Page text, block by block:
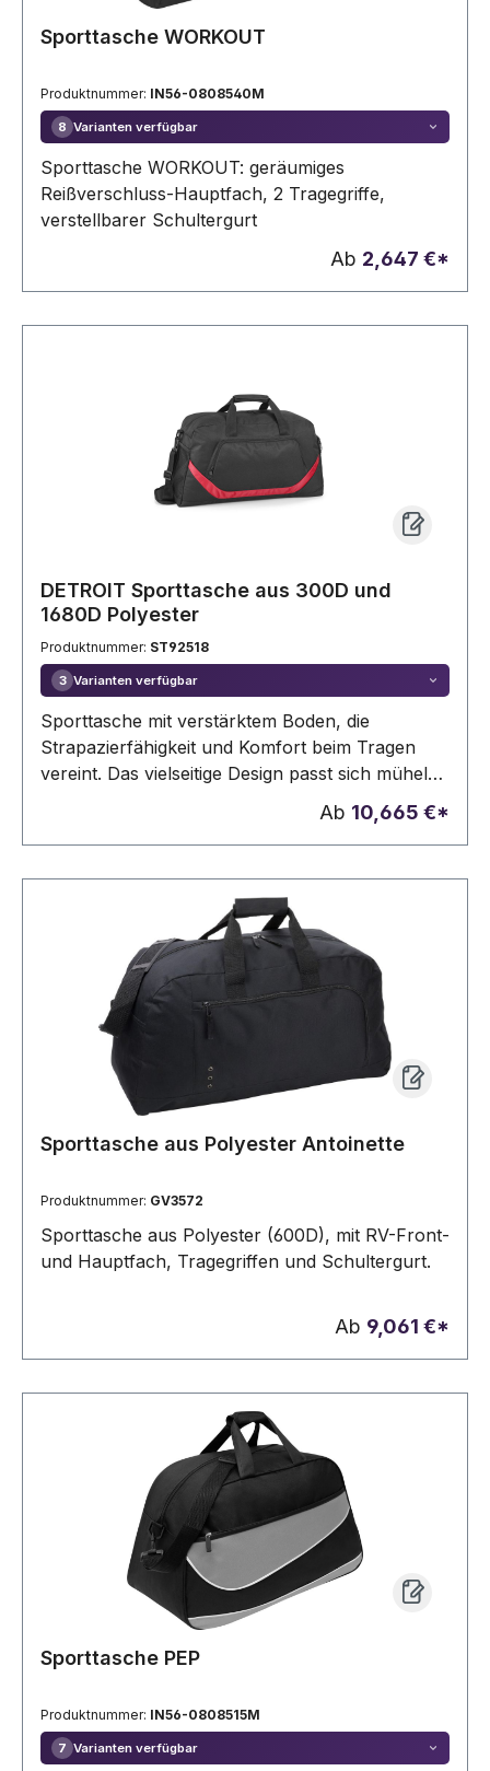
Sporttasche WORKOUT
Produktnummer: IN56-0808540M
8 Varianten verfügbar
Sporttasche WORKOUT: geräumiges
Reißverschluss-Hauptfach, 2 Tragegriffe,
verstellbarer Schultergurt
Ab 2,647 €*
DETROIT Sporttasche aus 300D und
1680D Polyester
Produktnummer: ST92518
3 Varianten verfügbar
Sporttasche mit verstärktem Boden, die
Strapazierfähigkeit und Komfort beim Tragen
vereint. Das vielseitige Design passt sich mühelos
verschiedenen Routinen und Anforderungen an
und verfügt über eine Seitentasche für Schuhe.
Außenmaterial: 300D und 1680D
PolyesterVolumen (L): 35Fächer: 1
HauptfachAußenfächer: 1 Fronttasche mit
Reißverschluss und 2 Seitentaschen, eine aus
Netzmaterial und die andere für Schuhe mit
ReißverschlussZusätzliche Merkmale:
verstellbarer und abnehmbarer Schulterriemen
mit gepolsterter Verstärkung 550 x 300 x 250
Ab 10,665 €*
Sporttasche aus Polyester Antoinette
Produktnummer: GV3572
Sporttasche aus Polyester (600D), mit RV-Front-
und Hauptfach, Tragegriffen und Schultergurt.
Ab 9,061 €*
Sporttasche PEP
Produktnummer: IN56-0808515M
7 Varianten verfügbar